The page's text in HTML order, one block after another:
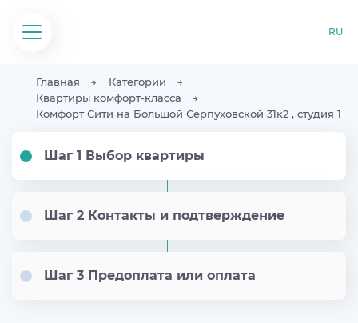
RU
Главная
Категории
Квартиры комфорт-класса
Комфорт Сити на Большой Серпуховской 31к2 , студия 1
Шаг 1 Выбор квартиры
Шаг 2 Контакты и подтверждение
Шаг 3 Предоплата или оплата